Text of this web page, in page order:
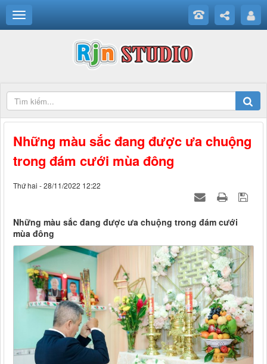
Những màu sắc đang được ưa chuộng
trong đám cưới mùa đông
Thứ hai - 28/11/2022 12:22
Những màu sắc đang được ưa chuộng trong đám cưới
mùa đông